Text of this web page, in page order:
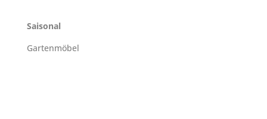
Saisonal
Gartenmöbel